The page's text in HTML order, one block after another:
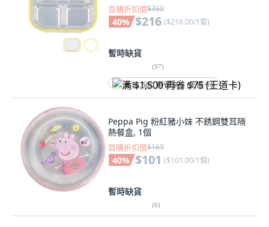
首購折扣價$360
40% $216 ($216.00/1套)
暫時缺貨
(97)
满 $1,500 再省 $75 (王道卡)
Peppa Pig 粉紅豬小妹 不銹鋼雙耳隔
熱餐盒, 1個
首購折扣價$169
40% $101 ($101.00/1個)
暫時缺貨
(6)